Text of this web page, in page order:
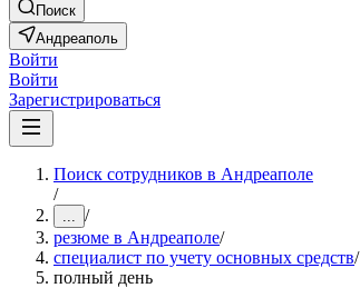
Поиск
Андреаполь
Войти
Войти
Зарегистрироваться
Поиск сотрудников в Андреаполе
/
... /
резюме в Андреаполе/
специалист по учету основных средств/
полный день